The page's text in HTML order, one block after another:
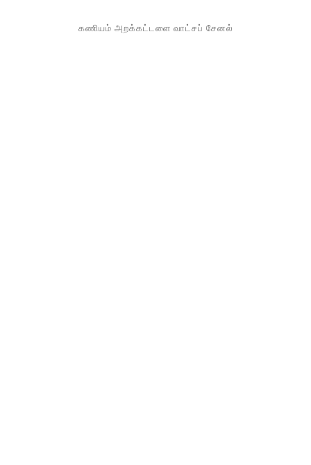
கணியம் அறக்கட்டளை வாட்சப் சேனல்